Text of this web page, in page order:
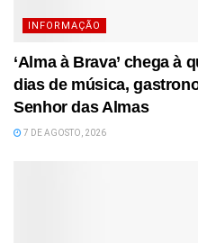
INFORMAÇÃO
‘Alma à Brava’ chega à
dias de música,
Senhor das Almas
7 DE AGOSTO, 2026